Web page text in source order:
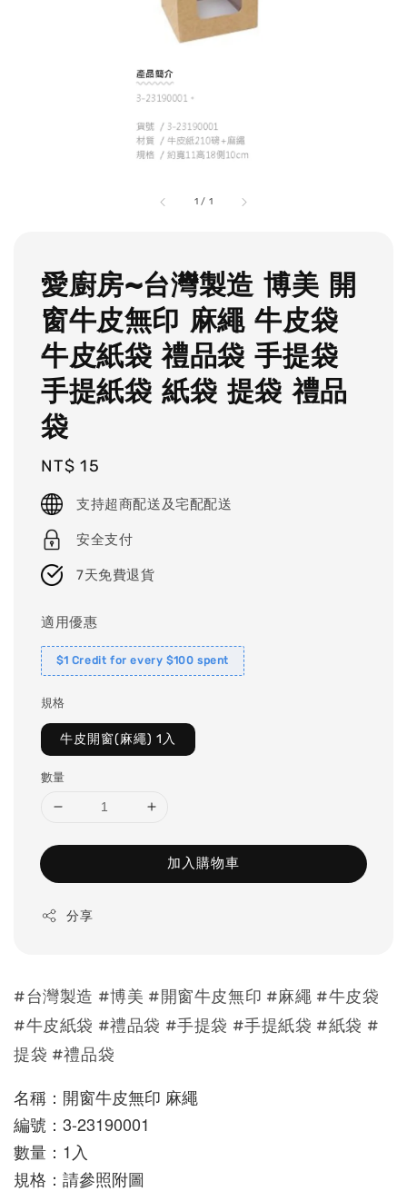
1 / 1
愛廚房~台灣製造 博美 開
窗牛皮無印 麻繩 牛皮袋
牛皮紙袋 禮品袋 手提袋
手提紙袋 紙袋 提袋 禮品
袋
Regular
price
NT$ 15
支持超商配送及宅配配送
安全支付
7天免費退貨
適用優惠
$1 Credit for every $100 spent
規格
牛皮開窗(麻繩) 1入
數量
加入購物車
分享
#台灣製造 #博美 #開窗牛皮無印 #麻繩 #牛皮袋
#牛皮紙袋 #禮品袋 #手提袋 #手提紙袋 #紙袋 #
提袋 #禮品袋
名稱：開窗牛皮無印 麻繩
編號：3-23190001
數量：1入
規格：請參照附圖